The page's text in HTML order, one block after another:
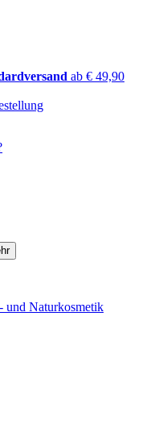
ab € 49,90
und Naturkosmetik